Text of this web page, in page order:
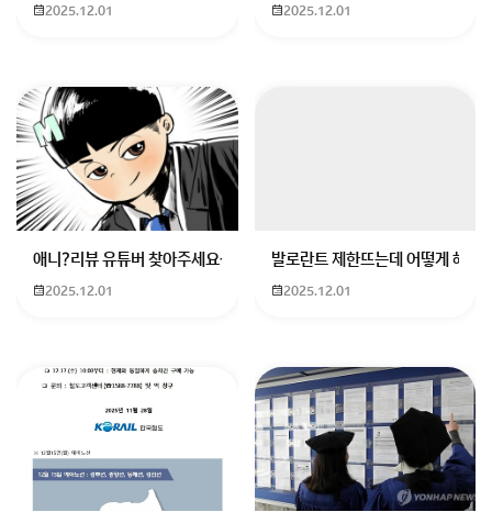
밝은 색상의 섀도우 사용 : 피부보다 약간 밝은 톤의 섀도우나 컨실러를 사용
하이라이터 사용: 마지막으로 은은한 흰색 쉬머 섀도우를 애교살 앞부터 중
제품 선택: 애교살 전용 라이너나 펜슬을 사용하는 게 좋아요. 예를 들어, 키
블렌딩: 그린 후에는 손가락으로 살살 스머징해서 자연스러운 느낌을 주세
이 팁들을 참고해서 애교살을 자연스럽게 도톰하게 표현
해 보세요. 메이크업은 개인의 취향과 스타일에 따라 다
양하게 변형할 수 있으니, 여러 방법을 시도해 보며 자신
에게 가장 잘 어울리는 스타일을 찾아보세요!
회원가입 혹은 광고 [X]를 누르면 내용이 보입니다
2025.12.01 2025.12.01
애니?리뷰 유튜버 찾아주세요ㅠㅠ 무슨 검정머리 남자 캐릭터에 더빙하
2025.12.01
발로란트 제한뜨는데 어떻게 해야
2025.12.01